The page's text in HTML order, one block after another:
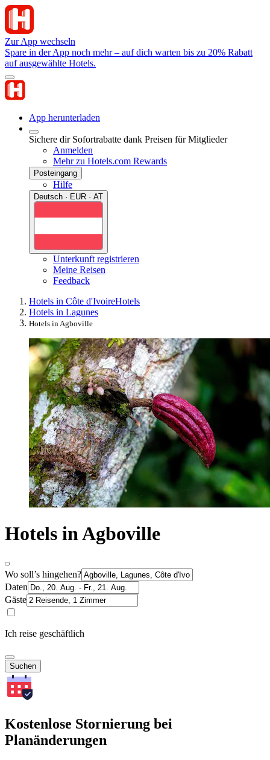
Zur App wechseln
Spare in der App noch mehr – auf dich warten bis zu 20% Rabatt
auf ausgewählte Hotels.
App herunterladen
Sichere dir Sofortrabatte dank Preisen für Mitglieder
Anmelden
Mehr zu Hotels.com Rewards
Posteingang
Hilfe
Deutsch · EUR · AT
Unterkunft registrieren
Meine Reisen
Feedback
Hotels in Côte d'IvoireHotels
Hotels in Lagunes
Hotels in Agboville
Hotels in Agboville
Wo soll’s hingehen?
Daten
Gäste
Ich reise geschäftlich
Suchen
Kostenlose Stornierung bei
Planänderungen